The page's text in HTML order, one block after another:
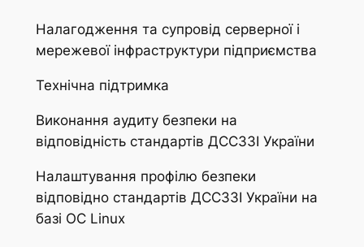
Налагодження та супровід серверної і
мережевої інфраструктури підприємства
Технічна підтримка
Виконання аудиту безпеки на
відповідність стандартів ДССЗЗІ України
Налаштування профілю безпеки
відповідно стандартів ДССЗЗІ України на
базі ОС Linux